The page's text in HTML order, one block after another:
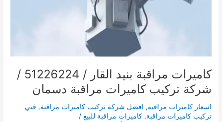
كاميرات مراقبة بنيد القار / 51226224 /
شركة تركيب كاميرات مراقبة دسمان
اسعار كاميرات مراقبة, افضل شركة تركيب كاميرات مراقبة, فني
تركيب كاميرات مراقبة,كاميرات مراقبة للبيع /